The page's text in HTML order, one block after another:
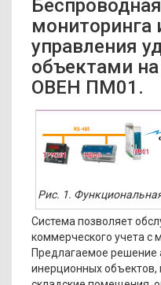
мониторинга
управления
объектами
ОВЕН ПМ01.
Рис. 1.
Система позволяет
коммерческого учета с
Предлагаемое решение
инерционных объектов,